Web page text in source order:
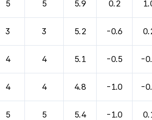
5 5 5.9 0.2
3 3 5.2 -0.6
4 4 5.1 -0.5 -
4 4 4.8 -1.0 -
5 5 5.4 -1.0